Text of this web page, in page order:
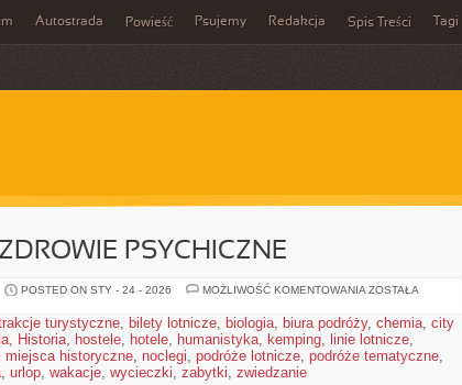
Autostrada Powieść Psujemy Redakcja Spis Treści Tagi
PSYCHICZNE
POSTED ON STY - 24 - 2026 MOŻLIWOŚĆ KOMENTOWANIA ZWIĄZKI
PSYCHICZNE
ZOSTAŁA
turystyczne, bilety lotnicze, biologia, biura podróży, chemia, city
, Historia, hostele, hotele, humanistyka, kemping, linie lotnicze,
miejsca historyczne, noclegi, podróże lotnicze, podróże tematyczne,
, urlop, wakacje, wycieczki, zabytki, zwiedzanie